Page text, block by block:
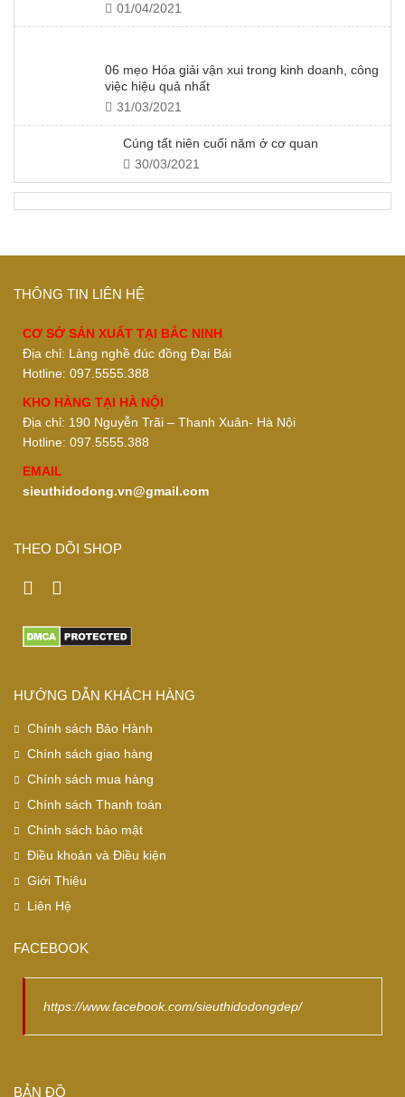
01/04/2021
06 mẹo Hóa giải vận xui trong kinh doanh, công
việc hiệu quả nhất
31/03/2021
Cúng tất niên cuối năm ở cơ quan
30/03/2021
THÔNG TIN LIÊN HỆ
CƠ SỞ SẢN XUẤT TẠI BẮC NINH
Địa chỉ: Làng nghề đúc đồng Đại Bái
Hotline: 097.5555.388
KHO HÀNG TẠI HÀ NỘI
Địa chỉ: 190 Nguyễn Trãi – Thanh Xuân- Hà Nội
Hotline: 097.5555.388
EMAIL
sieuthidodong.vn@gmail.com
THEO DÕI SHOP
HƯỚNG DẪN KHÁCH HÀNG
Chính sách Bảo Hành
Chính sách giao hàng
Chính sách mua hàng
Chính sách Thanh toán
Chính sách bảo mật
Điều khoản và Điều kiện
Giới Thiệu
Liên Hệ
FACEBOOK
https://www.facebook.com/sieuthidodongdep/
BẢN ĐỒ